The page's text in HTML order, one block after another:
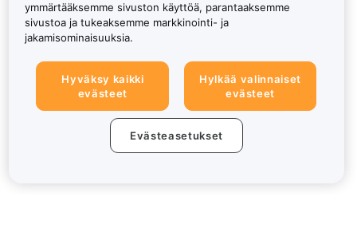
ymmärtääksemme sivuston käyttöä, parantaaksemme
sivustoa ja tukeaksemme markkinointi- ja
jakamisominaisuuksia.
Hyväksy kaikki
evästeet
Hylkää valinnaiset
evästeet
Evästeasetukset